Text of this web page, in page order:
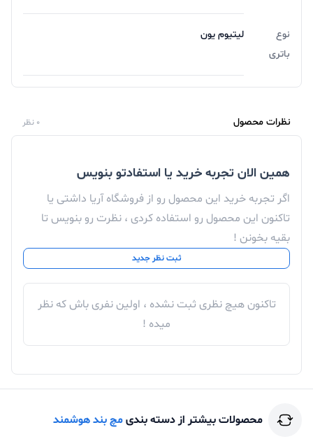
نوع
باتری
لیتیوم یون
نظرات محصول 0 نظر
همین الان تجربه خرید یا استفادتو بنویس
اگر تجربه خرید این محصول رو از فروشگاه آریا داشتی یا
تاکنون این محصول رو استفاده کردی ، نظرت رو بنویس تا
بقیه بخونن !
ثبت نظر جدید
تاکنون هیچ نظری ثبت نشده ، اولین نفری باش که نظر
میده !
محصولات بیشتر از دسته بندیمچ بند هوشمند